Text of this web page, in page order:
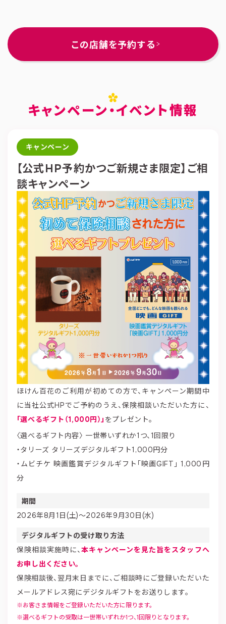
この店舗を予約する
キャンペーン・イベント情報
キャンペーン
【公式HP予約かつご新規さま限定】ご相
談キャンペーン
ほけん百花のご利用が初めての方で、キャンペーン期間中
に当社公式HPでご予約のうえ、保険相談いただいた方に、
「選べるギフト（1,000円）」 をプレゼント。
〈選べるギフト内容〉 一世帯いずれか1つ、1回限り
・タリーズ タリーズデジタルギフト1,000円分
・ムビチケ 映画鑑賞デジタルギフト「映画GIFT」 1,000円
分
期間
2026年8月1日(土)～2026年9月30日(水)
デジタルギフトの受け取り方法
保険相談実施時に、本キャンペーンを見た旨をスタッフへ
お申し出ください。
保険相談後、翌月末日までに、ご相談時にご登録いただいた
メールアドレス宛にデジタルギフトをお送りします。
お客さま情報をご登録いただいた方に限ります。
選べるギフトの受取は一世帯いずれか1つ、1回限りとなります。